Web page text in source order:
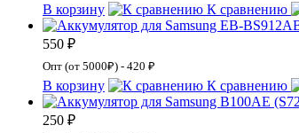
В корзину К сравнению
550 ₽
Опт (от 5000₽) - 420 ₽
В корзину К сравнению
250 ₽